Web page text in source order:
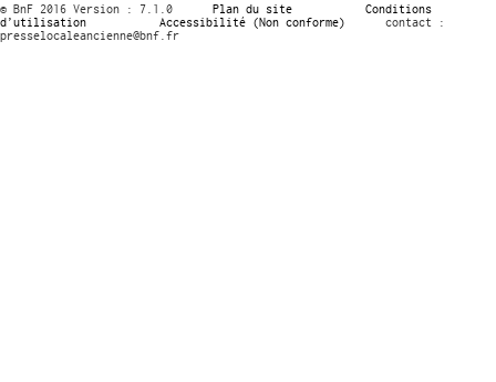
© BnF 2016 Version : 7.1.0 Plan du site
Conditions
d’utilisation
Accessibilité (Non conforme)
contact :
presselocaleancienne@bnf.fr